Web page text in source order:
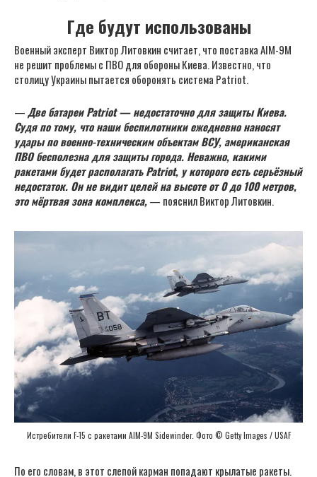
Где будут использованы
Военный эксперт Виктор Литовкин считает, что поставка AIM-9M
не решит проблемы с ПВО для обороны Киева. Известно, что
столицу Украины пытается оборонять система Patriot.
—Две батареи Patriot — недостаточно для защиты Киева.
Судя по тому, что наши беспилотники ежедневно наносят
удары по военно-техническим объектам ВСУ, американская
ПВО бесполезна для защиты города. Неважно, какими
ракетами будет располагать Patriot, у которого есть серьёзный
недостаток. Он не видит целей на высоте от 0 до 100 метров,
это мёртвая зона комплекса,— пояснил Виктор Литовкин.
Истребители F-15 c ракетами AIM-9M Sidewinder. Фото © Getty Images / USAF
По его словам, в этот слепой карман попадают крылатые ракеты.